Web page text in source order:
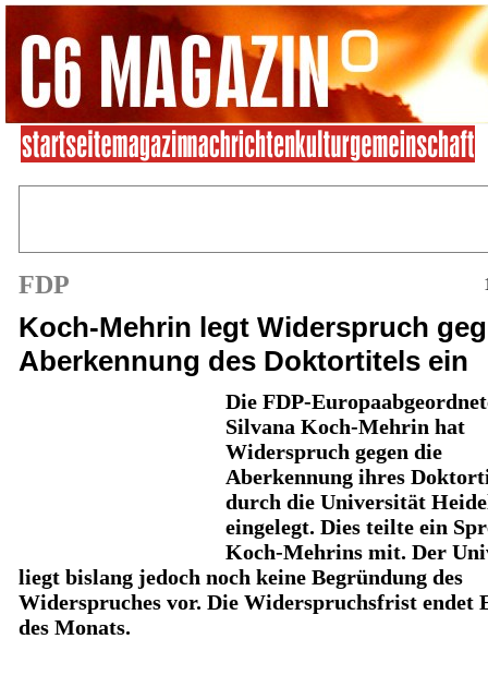
FDP
Koch-Mehrin legt Widerspruch
Aberkennung des Doktortitels ein
Die FDP-
Silvana Koch-Mehrin hat
Widerspruch gegen die
Aberkennung ihres
durch die Universität
eingelegt. Dies teilte ein
Koch-Mehrins mit. Der
liegt bislang jedoch noch keine Begründung des
Widerspruches vor. Die Widerspruchsfrist endet
des Monats.